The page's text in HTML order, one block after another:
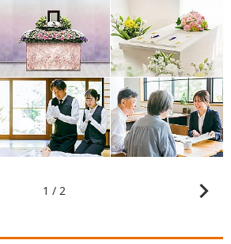
1 / 2